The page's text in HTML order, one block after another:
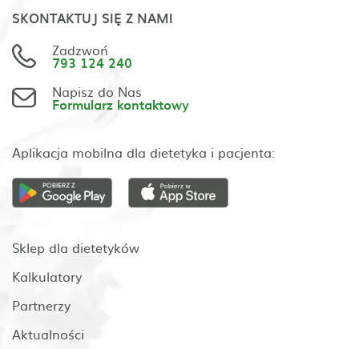
SKONTAKTUJ SIĘ Z NAMI
Zadzwoń
793 124 240
Napisz do Nas
Formularz kontaktowy
Aplikacja mobilna dla dietetyka i pacjenta:
Sklep dla dietetyków
Kalkulatory
Partnerzy
Aktualności